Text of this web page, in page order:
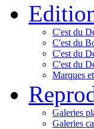
C'est du
C'est du
C'est du
C'est du
Marques
Galeries
Galeries